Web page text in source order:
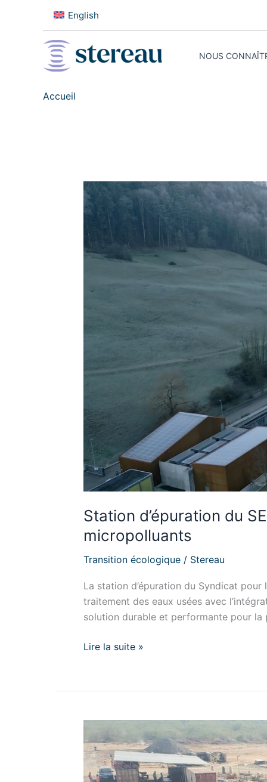
English
NOUS
Accueil
Station d’épuration du
micropolluants
Transition écologique / Stereau
La station d’épuration du Syndicat pour
traitement des eaux usées avec
solution durable et performante pour
Station
d’épuration
SEDE
:
Suisse
l’avant-
garde
traitement
des
micropolluants
Lire la suite »
et
l’ONEAD,
unis